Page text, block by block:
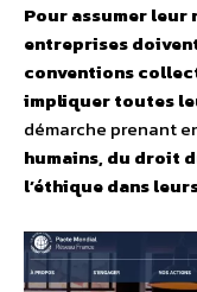
Pour assumer
entreprises
conventions
impliquer toutes
démarche prenant
humains, du droit
l’éthique dans